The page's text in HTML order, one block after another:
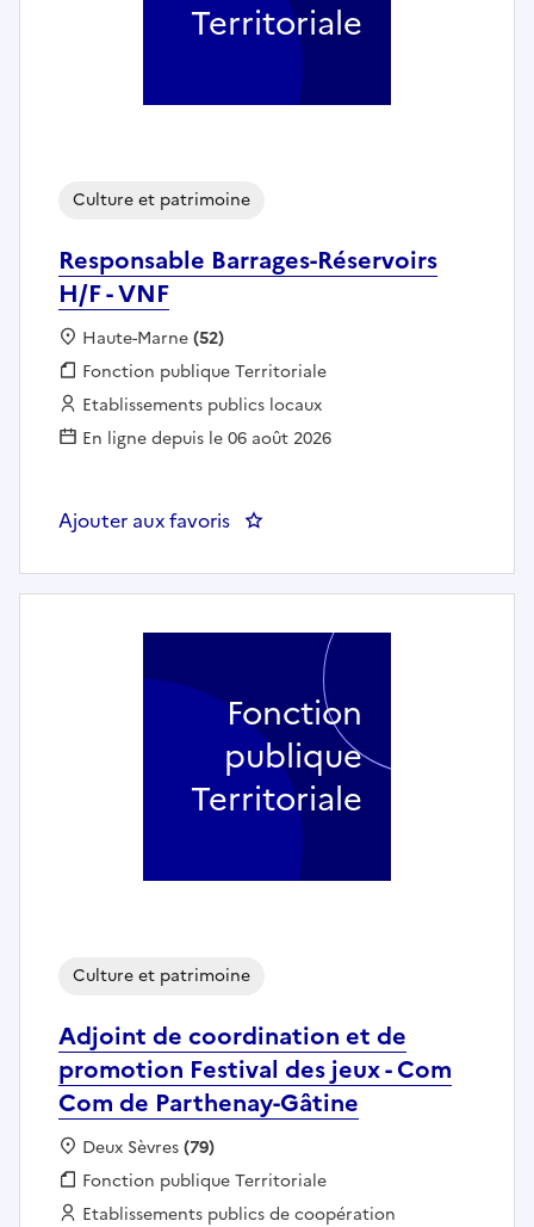
Responsable Barrages-Réservoirs
H/F - VNF
Culture et patrimoine
Localisation :
Haute-Marne(52)
Fonction publique :
Fonction publique Territoriale
Employeur :
Etablissements publics locaux
En ligne depuis le 06 août 2026
Ajouter aux favoris : Responsable Barrages-
Territoriale
Adjoint de coordination et de
promotion Festival des jeux - Com
Com de Parthenay-Gâtine
Culture et patrimoine
Localisation :
Deux Sèvres(79)
Fonction publique :
Fonction publique Territoriale
Employeur :
Etablissements publics de coopération
Fonction
publique
Territoriale